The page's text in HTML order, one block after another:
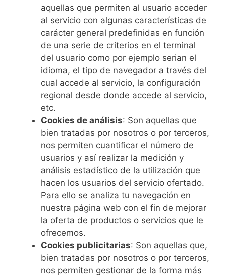
aquellas que permiten al usuario acceder
al servicio con algunas características de
carácter general predefinidas en función
de una serie de criterios en el terminal
del usuario como por ejemplo serian el
idioma, el tipo de navegador a través del
cual accede al servicio, la configuración
regional desde donde accede al servicio,
etc.
Cookies de análisis: Son aquellas que
bien tratadas por nosotros o por terceros,
nos permiten cuantificar el número de
usuarios y así realizar la medición y
análisis estadístico de la utilización que
hacen los usuarios del servicio ofertado.
Para ello se analiza tu navegación en
nuestra página web con el fin de mejorar
la oferta de productos o servicios que le
ofrecemos.
Cookies publicitarias: Son aquellas que,
bien tratadas por nosotros o por terceros,
nos permiten gestionar de la forma más